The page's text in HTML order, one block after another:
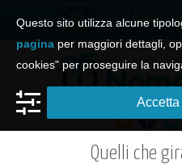
Apri il menu e
Quelli che
Questo sito utilizza alcune
pagina per maggiori dettagli,
cookies" per proseguire la